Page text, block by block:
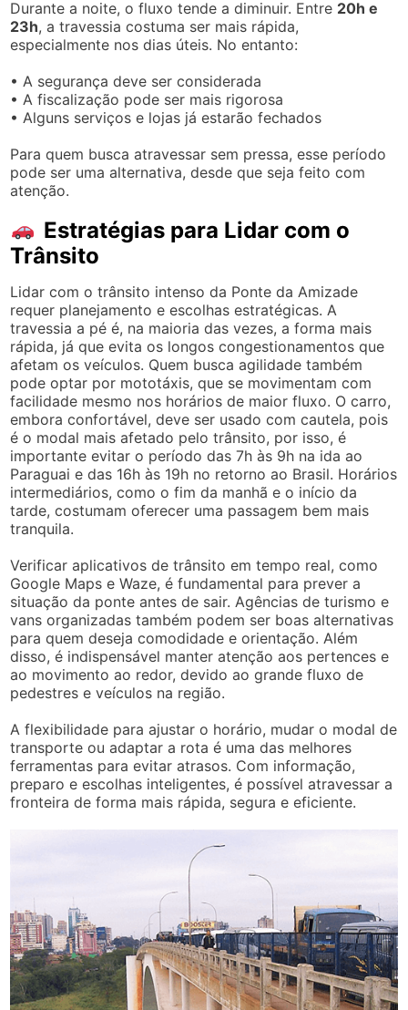
Durante a noite, o fluxo tende a diminuir. Entre 20h e
23h, a travessia costuma ser mais rápida,
especialmente nos dias úteis. No entanto:
• A segurança deve ser considerada
• A fiscalização pode ser mais rigorosa
• Alguns serviços e lojas já estarão fechados
Para quem busca atravessar sem pressa, esse período
pode ser uma alternativa, desde que seja feito com
atenção.
Estratégias para Lidar com o
Trânsito
Lidar com o trânsito intenso da Ponte da Amizade
requer planejamento e escolhas estratégicas. A
travessia a pé é, na maioria das vezes, a forma mais
rápida, já que evita os longos congestionamentos que
afetam os veículos. Quem busca agilidade também
pode optar por mototáxis, que se movimentam com
facilidade mesmo nos horários de maior fluxo. O carro,
embora confortável, deve ser usado com cautela, pois
é o modal mais afetado pelo trânsito, por isso, é
importante evitar o período das 7h às 9h na ida ao
Paraguai e das 16h às 19h no retorno ao Brasil. Horários
intermediários, como o fim da manhã e o início da
tarde, costumam oferecer uma passagem bem mais
tranquila.
Verificar aplicativos de trânsito em tempo real, como
Google Maps e Waze, é fundamental para prever a
situação da ponte antes de sair. Agências de turismo e
vans organizadas também podem ser boas alternativas
para quem deseja comodidade e orientação. Além
disso, é indispensável manter atenção aos pertences e
ao movimento ao redor, devido ao grande fluxo de
pedestres e veículos na região.
A flexibilidade para ajustar o horário, mudar o modal de
transporte ou adaptar a rota é uma das melhores
ferramentas para evitar atrasos. Com informação,
preparo e escolhas inteligentes, é possível atravessar a
fronteira de forma mais rápida, segura e eficiente.